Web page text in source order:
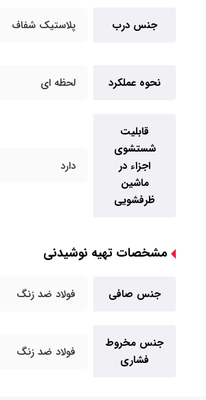
جنس درب پلاستیک شفاف
نحوه عملکرد لحظه ای
قابلیت
شستشوی
اجزاء در
ماشین
ظرفشویی
دارد
مشخصات تهیه نوشیدنی
جنس صافی فولاد ضد زنگ
جنس مخروط
فشاری
فولاد ضد زنگ